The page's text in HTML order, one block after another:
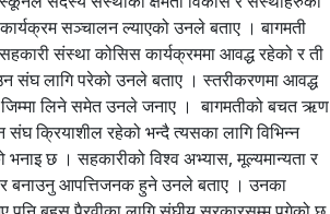
सञ्चालन ल्याएको उनले बताए । बागमती
संस्था कोसिस कार्यक्रममा आवद्ध रहेको र ती
संघ लागि परेको उनले बताए । स्तरीकरणमा आवद्ध
लिने समेत उनले जनाए । बागमतीको बचत ऋण
संघ क्रियाशील रहेको भन्दै त्यसका लागि विभिन्न
भनाइ छ । सहकारीको विश्व अभ्यास, मूल्यमान्यता र
बनाउनु आपत्तिजनक हुने उनले बताए । उनका